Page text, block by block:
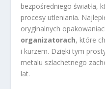
bezpośredniego światła,
procesy utleniania.
oryginalnych
organizatorach, które
i kurzem. Dzięki tym
metalu szlachetnego
lat.